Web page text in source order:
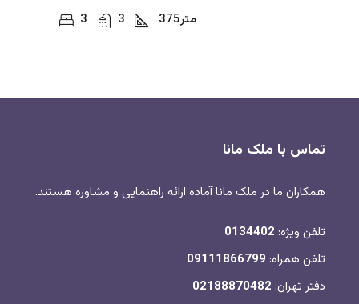
3
3 375متر
تماس با ملک مانا
همکاران ما در ملک مانا آماده ارائه راهنمایی و مشاوره هستند.
تلفن ویژه: 0134402
تلفن همراه: 09111866799
دفتر تهران: 02188870482